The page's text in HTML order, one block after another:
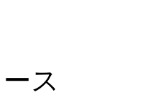
ス